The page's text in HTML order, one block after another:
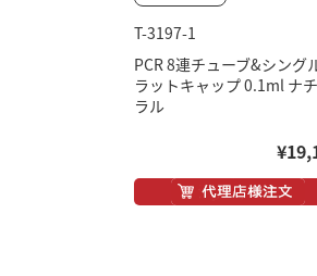
T-3197-1
PCR 8連チューブ&シング
ラットキャップ 0.1ml ナ
ラル